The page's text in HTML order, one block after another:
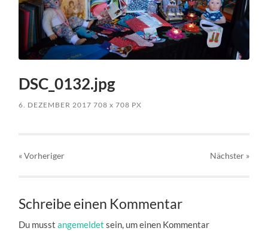
DSC_0132.jpg
6. DEZEMBER 2017 708x 708 PX
« Vorheriger Nächster »
Schreibe einen Kommentar
Du musstangemeldet sein, um einen Kommentar